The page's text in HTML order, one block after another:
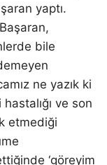
yaptı.
bile
ne yazık ki
ve son
etmediği
‘göreyim